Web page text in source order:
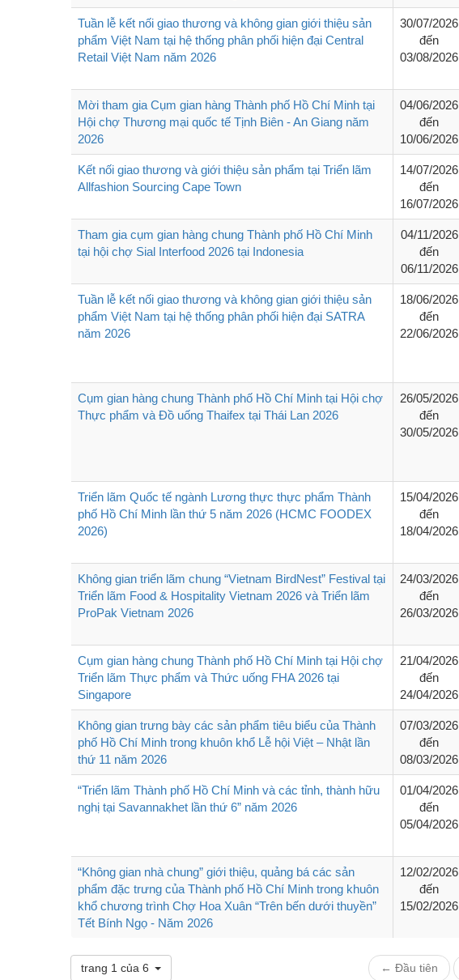
Tuần lễ kết nối giao thương và không gian giới thiệu sản
phẩm Việt Nam tại hệ thống phân phối hiện đại Central
Retail Việt Nam năm 2026
30/07/2026
đến
03/08/2026
Mời tham gia Cụm gian hàng Thành phố Hồ Chí Minh tại
Hội chợ Thương mại quốc tế Tịnh Biên - An Giang năm
2026
04/06/2026
đến
10/06/2026
Kết nối giao thương và giới thiệu sản phẩm tại Triển lãm
Allfashion Sourcing Cape Town
14/07/2026
đến
16/07/2026
Tham gia cụm gian hàng chung Thành phố Hồ Chí Minh
tại hội chợ Sial Interfood 2026 tại Indonesia
04/11/2026
đến
06/11/2026
Tuần lễ kết nối giao thương và không gian giới thiệu sản
phẩm Việt Nam tại hệ thống phân phối hiện đại SATRA
năm 2026
18/06/2026
đến
22/06/2026
Cụm gian hàng chung Thành phố Hồ Chí Minh tại Hội chợ
Thực phẩm và Đồ uống Thaifex tại Thái Lan 2026
26/05/2026
đến
30/05/2026
Triển lãm Quốc tế ngành Lương thực thực phẩm Thành
phố Hồ Chí Minh lần thứ 5 năm 2026 (HCMC FOODEX
2026)
15/04/2026
đến
18/04/2026
Không gian triển lãm chung “Vietnam BirdNest” Festival tại
Triển lãm Food & Hospitality Vietnam 2026 và Triển lãm
ProPak Vietnam 2026
24/03/2026
đến
26/03/2026
Cụm gian hàng chung Thành phố Hồ Chí Minh tại Hội chợ
Triển lãm Thực phẩm và Thức uống FHA 2026 tại
Singapore
21/04/2026
đến
24/04/2026
Không gian trưng bày các sản phẩm tiêu biểu của Thành
phố Hồ Chí Minh trong khuôn khổ Lễ hội Việt – Nhật lần
thứ 11 năm 2026
07/03/2026
đến
08/03/2026
“Triển lãm Thành phố Hồ Chí Minh và các tỉnh, thành hữu
nghị tại Savannakhet lần thứ 6” năm 2026
01/04/2026
đến
05/04/2026
“Không gian nhà chung” giới thiệu, quảng bá các sản
phẩm đặc trưng của Thành phố Hồ Chí Minh trong khuôn
khổ chương trình Chợ Hoa Xuân “Trên bến dưới thuyền”
Tết Bính Ngọ - Năm 2026
12/02/2026
đến
15/02/2026
trang 1 của 6 ← Đầu tiên